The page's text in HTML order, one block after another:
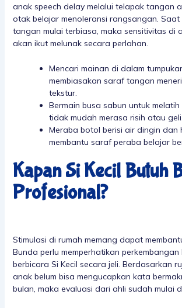
anak speech delay melalui telapak tangan
otak belajar menoleransi rangsangan.
tangan mulai terbiasa, maka sensitivitas di
akan ikut melunak secara perlahan.
Mencari mainan di dalam
membiasakan saraf tangan
tekstur.
Bermain busa sabun untuk
tidak mudah merasa risih atau geli.
Meraba botol berisi air dingin dan
membantu saraf peraba belajar
Kapan Si Kecil Butuh
Profesional?
Stimulasi di rumah memang dapat
Bunda perlu memperhatikan perkembangan
berbicara Si Kecil secara jeli. Berdasarkan
anak belum bisa mengucapkan kata
bulan, maka evaluasi dari ahli sudah mulai